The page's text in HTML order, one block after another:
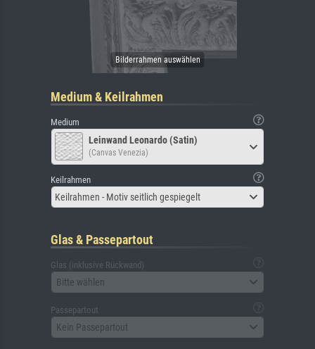
Medium & Keilrahmen
Medium
Leinwand Leonardo (Satin)
(Canvas Venezia)
Keilrahmen
Keilrahmen - Motiv seitlich gespiegelt
Glas & Passepartout
Glas (inklusive Rückwand)
Bitte wählen
Passepartout
Kein Passepartout